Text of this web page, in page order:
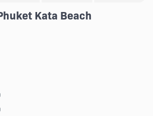
Kata Beach